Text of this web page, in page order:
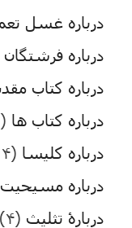
درباره غسل
درباره فرشتگان
درباره کتاب
درباره کتاب ها (۴۹)
درباره کلیسا (۱۴)
درباره مسیحیت
دربارۀ تثلیث (۴)